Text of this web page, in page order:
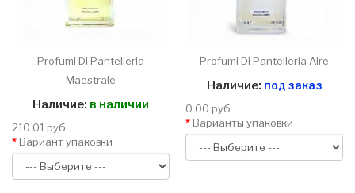
Profumi Di Pantelleria
Maestrale
Наличие: в наличии
210.01 руб
Вариант упаковки
Profumi Di Pantelleria Aire
Наличие: под заказ
0.00 руб
Варианты упаковки